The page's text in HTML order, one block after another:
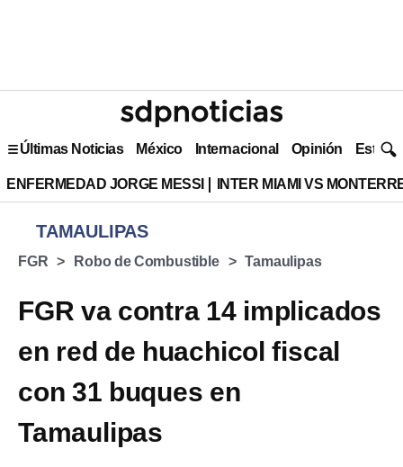
Últimas Noticias México Internacional Opinión Estilo
ENFERMEDAD JORGE MESSI INTER MIAMI VS
TAMAULIPAS
FGR Robo de Combustible Tamaulipas
FGR va contra 14 implicados
en red de huachicol fiscal
con 31 buques en
Tamaulipas